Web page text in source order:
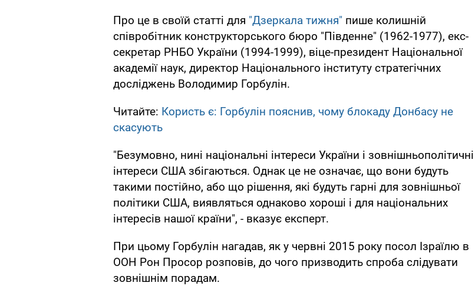
Про це в своїй статті для "Дзеркала тижня" пише колишній
співробітник конструкторського бюро "Південне" (1962-1977), екс-
секретар РНБО України (1994-1999), віце-президент Національної
академії наук, директор Національного інституту стратегічних
досліджень Володимир Горбулін.
Читайте: Користь є: Горбулін пояснив, чому блокаду Донбасу не
скасують
"Безумовно, нині національні інтереси України і зовнішньополітичні
інтереси США збігаються. Однак це не означає, що вони будуть
такими постійно, або що рішення, які будуть гарні для зовнішньої
політики США, виявляться однаково хороші і для національних
інтересів нашої країни", - вказує експерт.
При цьому Горбулін нагадав, як у червні 2015 року посол Ізраїлю в
ООН Рон Просор розповів, до чого призводить спроба слідувати
зовнішнім порадам.